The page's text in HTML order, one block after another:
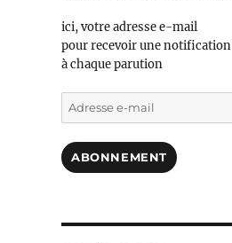
ici, votre adresse e-mail
pour recevoir une notification
à chaque parution
Adresse
e-
ABONNEMENT